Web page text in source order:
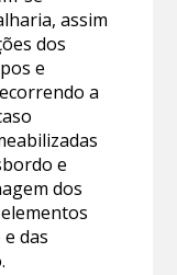
assim
dos
e
a
e
dos
das